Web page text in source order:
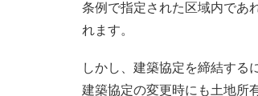
条例で指定された区域内であ
れます。
しかし、建築協定を締結する
建築協定の変更時にも土地所